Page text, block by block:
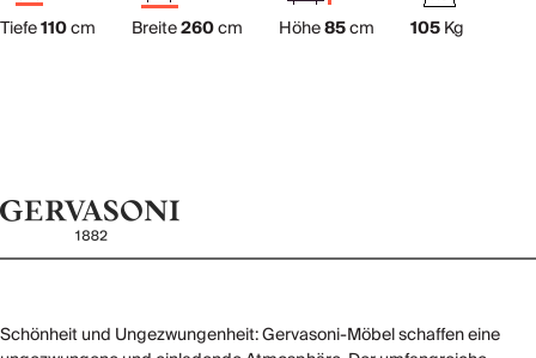
Tiefe110cm Breite260cm Höhe85cm 105Kg
Schönheit und Ungezwungenheit: Gervasoni-Möbel schaffen eine